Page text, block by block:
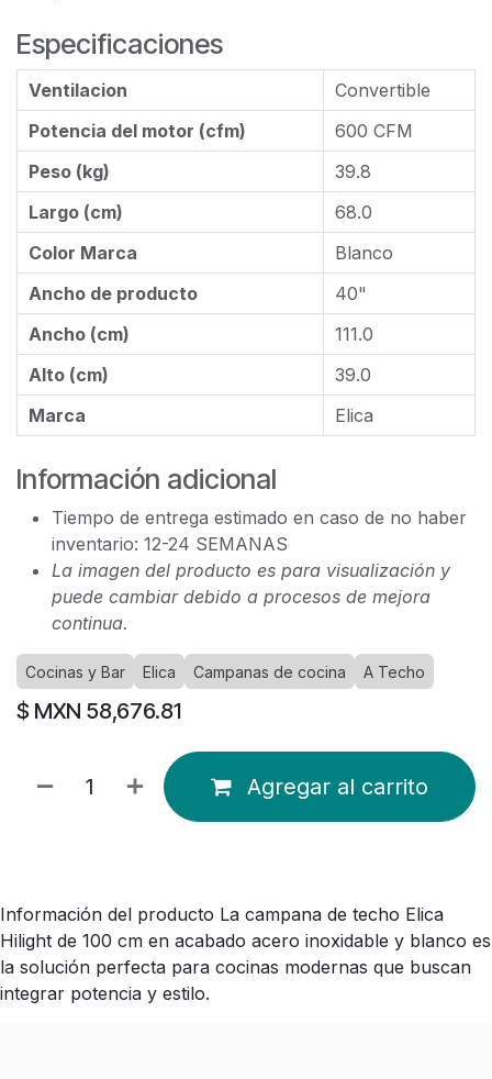
Especificaciones
Ventilacion
Convertible
Potencia del motor (cfm)
600 CFM
Peso (kg)
39.8
Largo (cm)
68.0
Color Marca
Blanco
Ancho de producto
40"
Ancho (cm)
111.0
Alto (cm)
39.0
Marca
Elica
Información adicional
Tiempo de entrega estimado en caso de no haber
inventario: 12-24 SEMANAS
La imagen del producto es para visualización y
puede cambiar debido a procesos de mejora
continua.
Cocinas y Bar Elica Campanas de cocina A Techo
$ MXN 58,676.81
Agregar al carrito
Información del producto La campana de techo Elica
Hilight de 100 cm en acabado acero inoxidable y blanco es
la solución perfecta para cocinas modernas que buscan
integrar potencia y estilo.